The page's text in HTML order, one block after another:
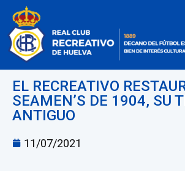
EL RECREATIVO
SEAMEN’S DE 1904, SU
ANTIGUO
11/07/2021